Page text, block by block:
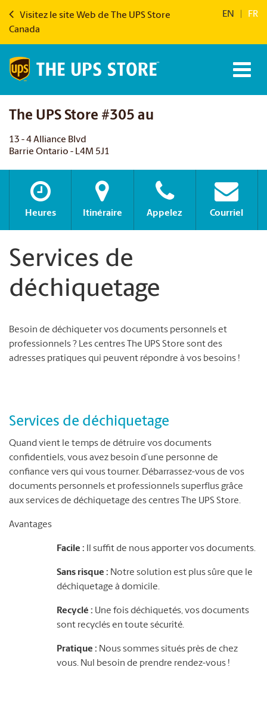
Visitez le site Web de The UPS Store
Canada
EN FR
The UPS Store #305 au
13 - 4 Alliance Blvd
Barrie Ontario - L4M 5J1
Heures Itinéraire Appelez Courriel
Services de
déchiquetage
Besoin de déchiqueter vos documents personnels et
professionnels ? Les centres The UPS Store sont des
adresses pratiques qui peuvent répondre à vos besoins !
Services de déchiquetage
Quand vient le temps de détruire vos documents
confidentiels, vous avez besoin d’une personne de
confiance vers qui vous tourner. Débarrassez-vous de vos
documents personnels et professionnels superflus grâce
aux services de déchiquetage des centres The UPS Store.
Avantages
Facile : Il suffit de nous apporter vos documents.
Sans risque : Notre solution est plus sûre que le
déchiquetage à domicile.
Recyclé : Une fois déchiquetés, vos documents
sont recyclés en toute sécurité.
Pratique : Nous sommes situés près de chez
vous. Nul besoin de prendre rendez-vous !